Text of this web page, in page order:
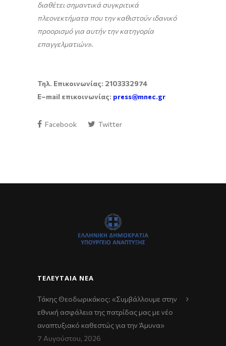
διαθέτει σημαντικά συγκριτικά
πλεονεκτήματα που την καθιστούν ιδανικό
προορισμό για αυτήν την κατηγορία
επαγγελματιών».
Τηλ. Επικοινωνίας: 2103332974
E–mail επικοινωνίας: press@mnec.gr
Facebook Twitter
ΤΕΛΕΥΤΑΊΑ ΝΈΑ
Τάκης Θεοδωρικάκος: «Συμβάλλουμε στην
εθνική ασφάλεια της πατρίδας μας με νέο
αναπτυξιακό καθεστώς για την Άμυνα»
7 Αυγούστου, 2026